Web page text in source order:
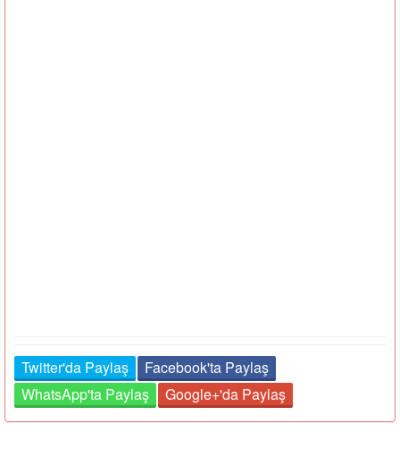
Twitter'da Paylaş
Facebook'ta Paylaş
WhatsApp'ta Paylaş
Google+'da Paylaş